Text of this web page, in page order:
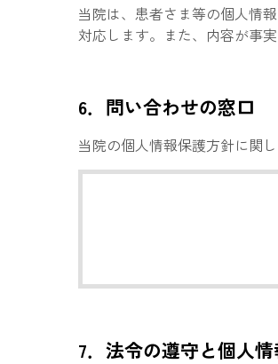
当院は、患者さま等の個人情
対応します。また、内容が事
6．問い合わせの窓口
当院の個人情報保護方針に関
7．法令の遵守と個人